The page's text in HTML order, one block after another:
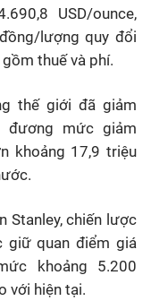
USD/ounce,
lượng quy đổi
thuế và phí.
thế giới đã giảm
đương mức giảm
khoảng 17,9 triệu
Stanley, chiến lược
giữ quan điểm giá
khoảng 5.200
với hiện tại.